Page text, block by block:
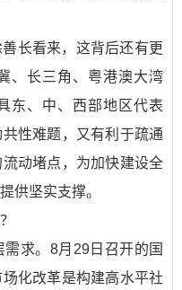
长看来，这背后还有更
、长三角、粤港澳大湾
东、中、西部地区代表
性难题，又有利于疏通
动堵点，为加快建设全
供坚实支撑。
求。8月29日召开的国
化改革是构建高水平社